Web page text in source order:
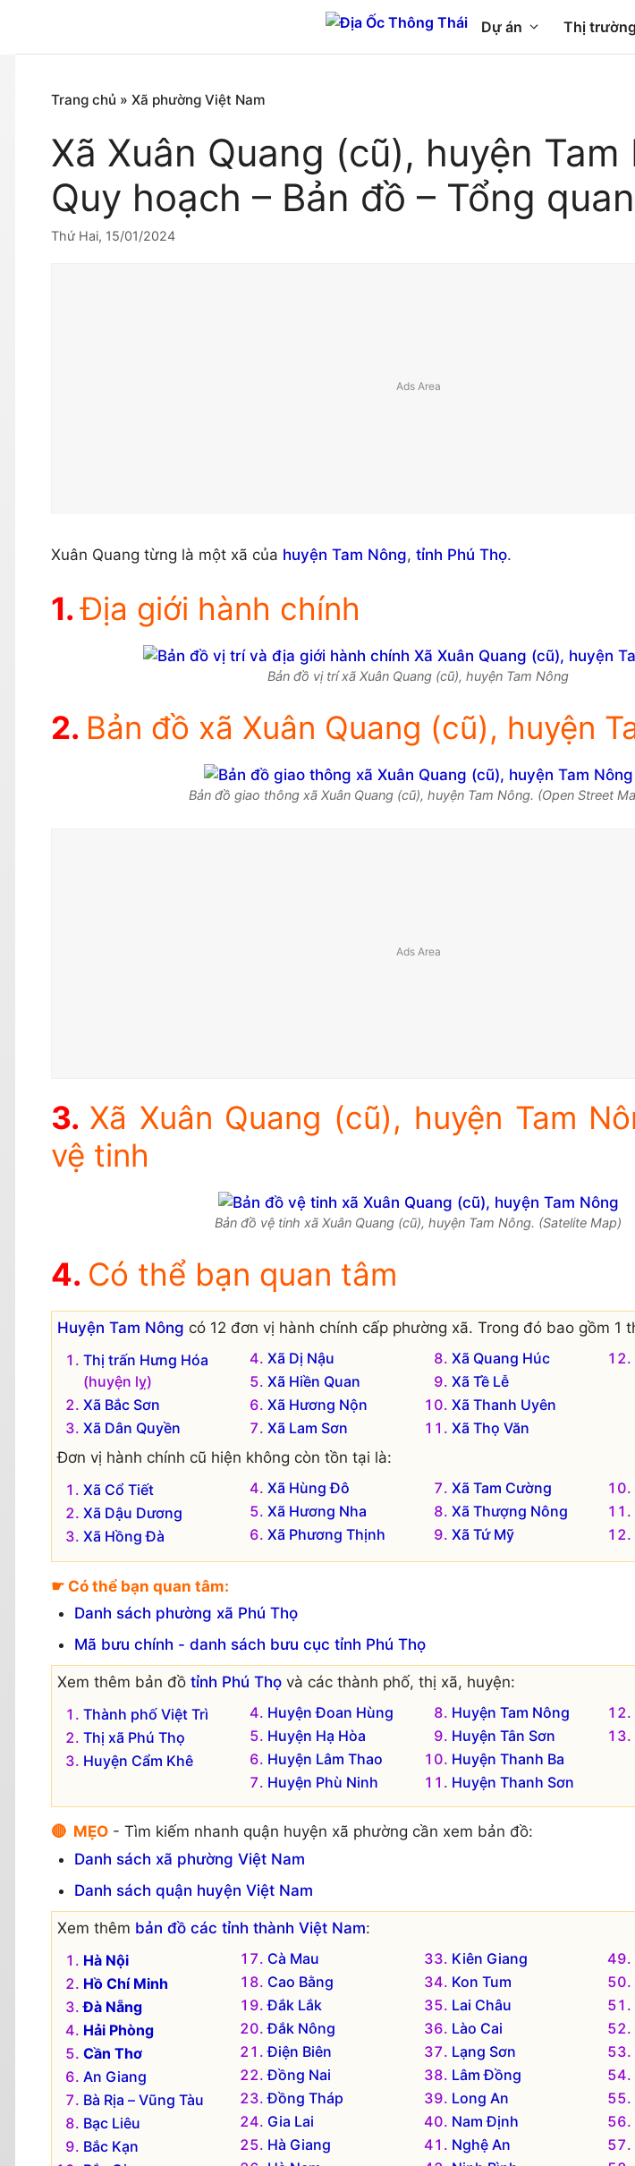
nội
Dự án Thị
Trang chủ » Xã phường Việt Nam
Xã Xuân Quang (cũ), huyện Tam
Quy hoạch – Bản đồ – Tổng quan
Thứ Hai, 15/01/2024
Xuân Quang từng là một xã của huyện Tam Nông, tỉnh Phú Thọ.
Địa giới hành chính
Bản đồ vị trí xã Xuân Quang (cũ), huyện Tam Nông
Bản đồ xã Xuân Quang (cũ), huyện
Bản đồ giao thông xã Xuân Quang (cũ), huyện Tam Nông. (Open Street
Xã Xuân Quang (cũ), huyện Tam
vệ tinh
Bản đồ vệ tinh xã Xuân Quang (cũ), huyện Tam Nông. (Satelite Map)
Có thể bạn quan tâm
Huyện Tam Nông có 12 đơn vị hành chính cấp phường xã. Trong đó bao gồm 1
Thị trấn Hưng Hóa
(huyện lỵ)
Xã Bắc Sơn
Xã Dân Quyền
Xã Dị Nậu
Xã Hiền Quan
Xã Hương Nộn
Xã Lam Sơn
Xã Quang Húc
Xã Tề Lễ
Xã Thanh Uyên
Xã Thọ Văn
Đơn vị hành chính cũ hiện không còn tồn tại là:
Xã Cổ Tiết
Xã Dậu Dương
Xã Hồng Đà
Xã Hùng Đô
Xã Hương Nha
Xã Phương Thịnh
Xã Tam Cường
Xã Thượng Nông
Xã Tứ Mỹ
☛ Có thể bạn quan tâm:
Danh sách phường xã Phú Thọ
Mã bưu chính - danh sách bưu cục tỉnh Phú Thọ
Xem thêm bản đồ tỉnh Phú Thọ và các thành phố, thị xã, huyện:
Thành phố Việt Trì
Thị xã Phú Thọ
Huyện Cẩm Khê
Huyện Đoan Hùng
Huyện Hạ Hòa
Huyện Lâm Thao
Huyện Phù Ninh
Huyện Tam Nông
Huyện Tân Sơn
Huyện Thanh Ba
Huyện Thanh Sơn
🔴 MẸO - Tìm kiếm nhanh quận huyện xã phường cần xem bản đồ:
Danh sách xã phường Việt Nam
Danh sách quận huyện Việt Nam
Xem thêm bản đồ các tỉnh thành Việt Nam:
Hà Nội
Hồ Chí Minh
Đà Nẵng
Hải Phòng
Cần Thơ
An Giang
Bà Rịa – Vũng Tàu
Bạc Liêu
Bắc Kạn
Cà Mau
Cao Bằng
Đắk Lắk
Đắk Nông
Điện Biên
Đồng Nai
Đồng Tháp
Gia Lai
Hà Giang
Kiên Giang
Kon Tum
Lai Châu
Lào Cai
Lạng Sơn
Lâm Đồng
Long An
Nam Định
Nghệ An